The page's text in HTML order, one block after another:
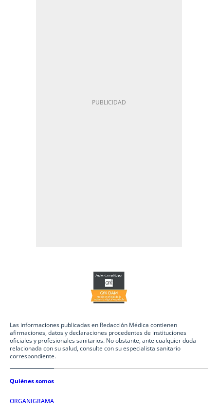
Las informaciones publicadas en Redacción Médica contienen
afirmaciones, datos y declaraciones procedentes de instituciones
oficiales y profesionales sanitarios. No obstante, ante cualquier duda
relacionada con su salud, consulte con su especialista sanitario
correspondiente.
Quiénes somos
ORGANIGRAMA